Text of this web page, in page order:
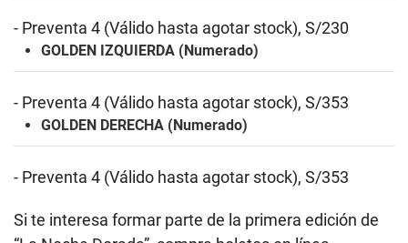
- Preventa 4 (Válido hasta agotar stock), S/230
GOLDEN IZQUIERDA (Numerado)
- Preventa 4 (Válido hasta agotar stock), S/353
GOLDEN DERECHA (Numerado)
- Preventa 4 (Válido hasta agotar stock), S/353
Si te interesa formar parte de la primera edición de